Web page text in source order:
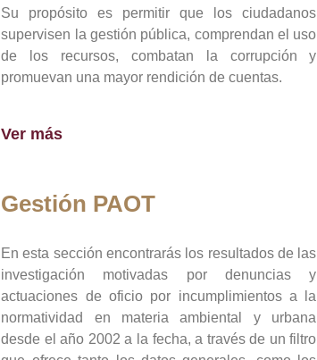
Su propósito es permitir que los ciudadanos
supervisen la gestión pública, comprendan el uso
de los recursos, combatan la corrupción y
promuevan una mayor rendición de cuentas.
Ver más
Gestión PAOT
En esta sección encontrarás los resultados de las
investigación motivadas por denuncias y
actuaciones de oficio por incumplimientos a la
normatividad en materia ambiental y urbana
desde el año 2002 a la fecha, a través de un filtro